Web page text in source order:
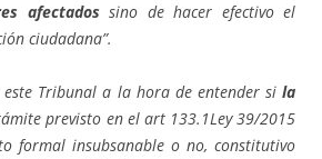
afectadossino de hacer efectivo el
ciudadana”.
Tribunal a la hora de entender si la
previsto en el art 133.1Ley 39/2015
formal insubsanable o no, constitutivo